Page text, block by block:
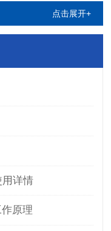
点击展开+
用详情
原理